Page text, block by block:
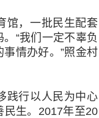
馆，一批民生配套
“我们一定不辜负
情办好。”照金村
践行以人民为中心
民生。2017年至20